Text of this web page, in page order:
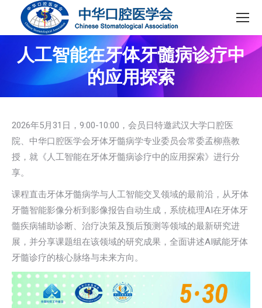
人工智能在牙体牙髓病诊疗中
的应用探索
2026年5月31日，9:00-10:00，会员日特邀武汉大学口腔医
院、中华口腔医学会牙体牙髓病学专业委员会常委孟柳燕教
授，就《人工智能在牙体牙髓病诊疗中的应用探索》进行分
享。
课程直击牙体牙髓病学与人工智能交叉领域的最前沿，从牙体
牙髓智能影像分析到影像报告自动生成，系统梳理AI在牙体牙
髓疾病辅助诊断、治疗决策及预后预测等领域的最新研究进
展，并分享课题组在该领域的研究成果，全面讲述AI赋能牙体
牙髓诊疗的核心脉络与未来方向。